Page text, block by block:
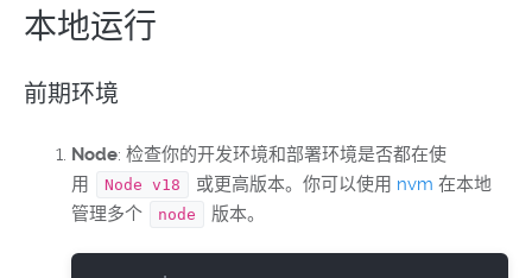
本地运行
前期环境
Node: 检查你的开发环境和部署环境是否都在使
用
Node v18 或更高版本。你可以使用 nvm 在本地
管理多个
node 版本。